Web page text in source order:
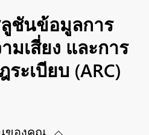
ชันข้อมูลการ
มเสี่ยง และการ
ะเบียบ (ARC)
ของคุณ